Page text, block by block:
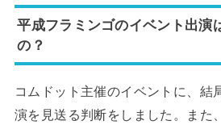
平成フラミンゴのイベント出演
の？
コムドット主催のイベントに、結
演を見送る判断をしました。また